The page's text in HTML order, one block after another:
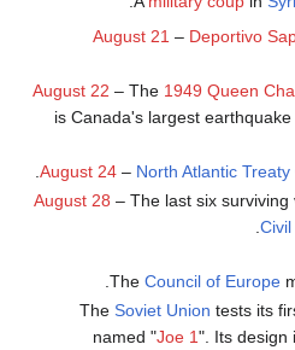
August 21 – Deportivo
August 22 – The 1949 Queen
is Canada's largest
August 24– North Atlantic
August 28 – The last six
Civil
TheCouncil of Europe
TheSoviet Union tests its
named "Joe 1". Its design